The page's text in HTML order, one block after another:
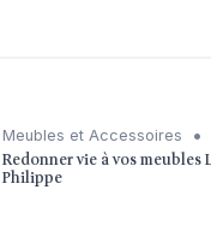
Meubles et Accessoires •
Redonner vie à vos meubles
Philippe